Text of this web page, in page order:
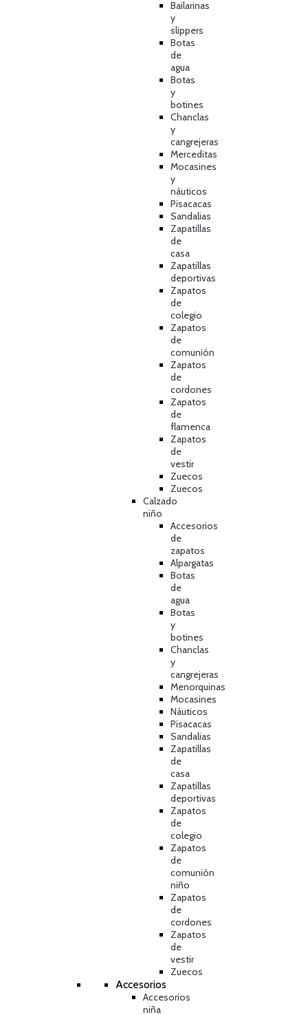
Bailarinas
y
slippers
Botas
de
agua
Botas
y
botines
Chanclas
y
cangrejeras
Merceditas
Mocasines
y
náuticos
Pisacacas
Sandalias
Zapatillas
de
casa
Zapatillas
deportivas
Zapatos
de
colegio
Zapatos
de
comunión
Zapatos
de
cordones
Zapatos
de
flamenca
Zapatos
de
vestir
Zuecos
Zuecos
Calzado
niño
Accesorios
de
zapatos
Alpargatas
Botas
de
agua
Botas
y
botines
Chanclas
y
cangrejeras
Menorquinas
Mocasines
Náuticos
Pisacacas
Sandalias
Zapatillas
de
casa
Zapatillas
deportivas
Zapatos
de
colegio
Zapatos
de
comunión
niño
Zapatos
de
cordones
Zapatos
de
vestir
Zuecos
Accesorios
Accesorios
niña